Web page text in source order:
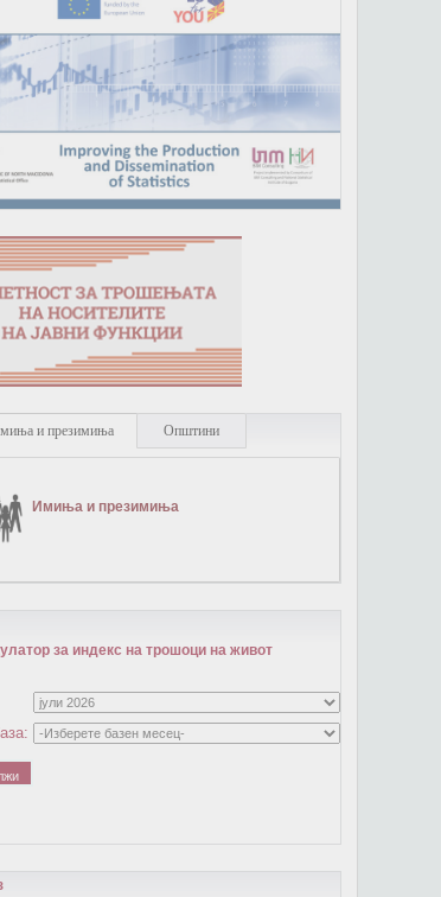
и презимиња Општини
Имиња и презимиња
за индекс на трошоци на живот